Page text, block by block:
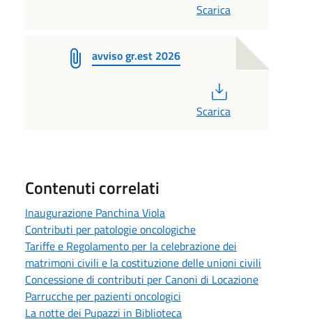
Scarica
avviso gr.est 2026
Scarica
Contenuti correlati
Inaugurazione Panchina Viola
Contributi per patologie oncologiche
Tariffe e Regolamento per la celebrazione dei
matrimoni civili e la costituzione delle unioni civili
Concessione di contributi per Canoni di Locazione
Parrucche per pazienti oncologici
La notte dei Pupazzi in Biblioteca